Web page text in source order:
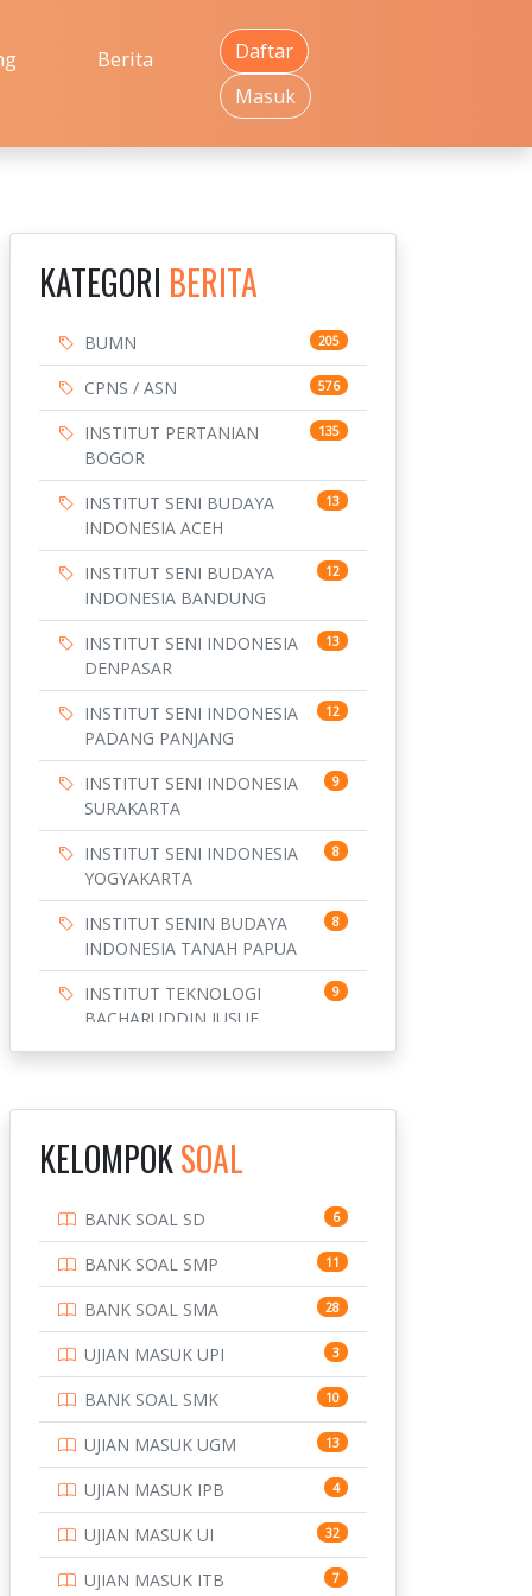
Berita
Daftar
Masuk
KATEGORI BERITA
BUMN 205
CPNS / ASN 576
INSTITUT PERTANIAN
BOGOR
135
INSTITUT SENI BUDAYA
INDONESIA ACEH
13
INSTITUT SENI BUDAYA
INDONESIA BANDUNG
12
INSTITUT SENI INDONESIA
DENPASAR
13
INSTITUT SENI INDONESIA
PADANG PANJANG
12
INSTITUT SENI INDONESIA
SURAKARTA
9
INSTITUT SENI INDONESIA
YOGYAKARTA
8
INSTITUT SENIN BUDAYA
INDONESIA TANAH PAPUA
8
INSTITUT TEKNOLOGI
BACHARUDDIN JUSUF
9
BANDUNG
INSTITUT TEKNOLOGI
INSTITUT TEKNOLOGI
SEPULUH NOVEMBER
10
INSTITUT TEKNOLOGI
SUMATERA
9
IPDN / STPDN 148
PENDIDIKAN 943
PERBANKAN 3
POLRI 169
POLTEK SSN 7
4
KELOMPOKSOAL
BANK SOAL SD 6
BANK SOAL SMP 11
BANK SOAL SMA 28
UJIAN MASUK UPI 3
BANK SOAL SMK 10
UJIAN MASUK UGM 13
UJIAN MASUK IPB 4
UJIAN MASUK UI 32
UJIAN MASUK ITB 7